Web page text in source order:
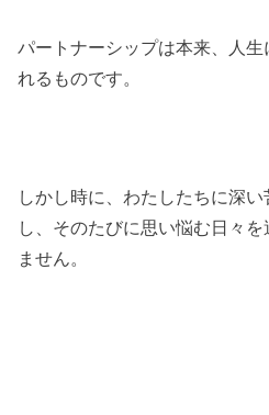
パートナーシップは本来、人生
れるものです。
しかし時に、わたしたちに深
し、そのたびに思い悩む日々
ません。